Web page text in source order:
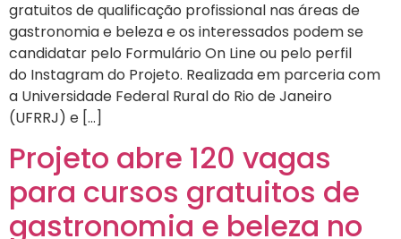
gratuitos de qualificação profissional nas áreas de
gastronomia e beleza e os interessados podem se
candidatar pelo Formulário On Line ou pelo perfil
do Instagram do Projeto. Realizada em parceria com
a Universidade Federal Rural do Rio de Janeiro
(UFRRJ) e […]
Projeto abre 120 vagas
para cursos gratuitos de
gastronomia e beleza no